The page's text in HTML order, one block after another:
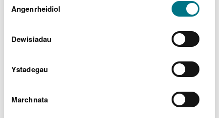
Gellirdarllen mwy am ein cwcis cyn i chi ddewis.
Caniatâd
Angenrheidiol
Dewisiadau
Ystadegau
Marchnata
Torfaen
Wrecsam